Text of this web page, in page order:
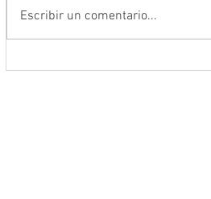
Escribir un comentario...